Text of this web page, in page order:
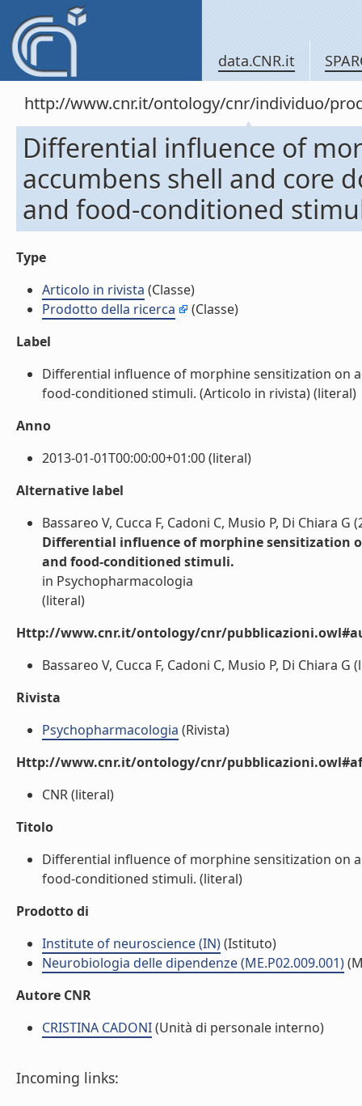
data.CNR.it
http://www.cnr.it/ontology/cnr/individuo/
Differential influence of
accumbens shell and core
and food-conditioned
Type
Articolo in rivista (Classe)
Prodotto della ricerca
(Classe)
Label
Differential influence of morphine sensitization on
food-conditioned stimuli. (Articolo in rivista) (literal)
Anno
2013-01-01T00:00:00+01:00 (literal)
Alternative label
Bassareo V, Cucca F, Cadoni C, Musio P, Di Chiara G
Differential influence of morphine sensitization
and food-conditioned stimuli.
in Psychopharmacologia
(literal)
Http://www.cnr.it/ontology/cnr/
Bassareo V, Cucca F, Cadoni C, Musio P, Di Chiara G
Rivista
Psychopharmacologia (Rivista)
Http://www.cnr.it/ontology/cnr/
CNR (literal)
Titolo
Differential influence of morphine sensitization on
food-conditioned stimuli. (literal)
Prodotto di
Institute of neuroscience (IN)(Istituto)
Neurobiologia delle dipendenze (ME.P02.009.001)
Autore CNR
CRISTINA CADONI(Unità di personale interno)
Incoming links: